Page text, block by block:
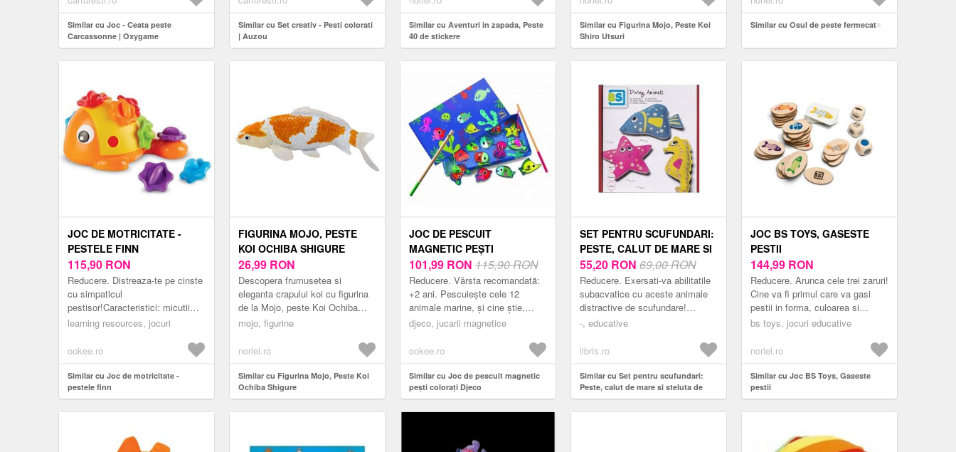
Similar cu Joc - Ceata peste
Carcassonne | Oxygame
Similar cu Set creativ - Pesti colorati
| Auzou
Similar cu Aventuri in zapada, Peste
40 de stickere
Similar cu Figurina Mojo, Peste Koi
Shiro Utsuri
Similar cu Osul de peste fermecat
JOC DE MOTRICITATE -
PESTELE FINN
115,90 RON
Reducere. Distreaza-te pe cinste
cu simpaticul
pestisor!Caracteristici: micutii
trebuie sa potriveasca piesele
pesteluijucaria ii va ajut...
learning resources, jocuri
ookee.ro
Similar cu Joc de motricitate -
pestele finn
FIGURINA MOJO, PESTE
KOI OCHIBA SHIGURE
26,99 RON
Descopera frumusetea si
eleganta crapului koi cu figurina
de la Mojo, peste Koi Ochiba
Shigure! Acesta se remarca prin
mojo, figurine
noriel.ro
Similar cu Figurina Mojo, Peste Koi
Ochiba Shigure
JOC DE PESCUIT
MAGNETIC PEŞTI
COLORAȚI DJECO
101,99 RON 115,90 RON
Reducere. Vârsta recomandată:
+2 ani. Pescuieşte cele 12
animale marine, şi cine ştie,
poate unul dintre peștișori îți va
...
djeco, jucarii magnetice
ookee.ro
Similar cu Joc de pescuit magnetic
peşti colorați Djeco
SET PENTRU SCUFUNDARI:
PESTE, CALUT DE MARE SI
STELUTA DE MARE
55,20 RON 69,00 RON
Reducere. Exersati-va abilitatile
subacvatice cu aceste animale
distractive de scufundare!
Pestisorul, calutul de mare si
nerabda...
-, educative
libris.ro
Similar cu Set pentru scufundari:
Peste, calut de mare si steluta de
mare
JOC BS TOYS, GASESTE
PESTII
144,99 RON
Reducere. Arunca cele trei zaruri!
Cine va fi primul care va gasi
pestii in forma, culoarea si
modelul potrivit, asa cum este
bs toys, jocuri educative
noriel.ro
Similar cu Joc BS Toys, Gaseste
pestii